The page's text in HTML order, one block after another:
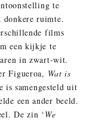
te
donkere ruimte.
films
een kijkje te
in zwart-wit.
Figueroa, Wat is
samengesteld uit
een ander beeld.
De zin ‘We